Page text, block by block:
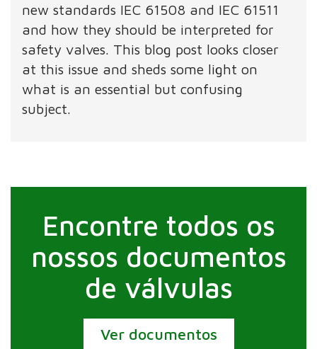
new standards IEC 61508 and IEC 61511
and how they should be interpreted for
safety valves. This blog post looks closer
at this issue and sheds some light on
what is an essential but confusing
subject.
Encontre todos os
nossos documentos
de válvulas
Ver documentos